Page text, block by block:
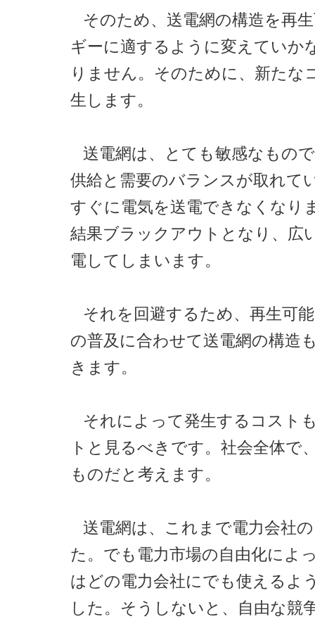
そのため、送電網の構造を再
ギーに適するように変えていか
りません。そのために、新たな
生します。
送電網は、とても敏感なもの
供給と需要のバランスが取れて
すぐに電気を送電できなくなり
結果ブラックアウトとなり、広
電してしまいます。
それを回避するため、再生可
の普及に合わせて送電網の構造
きます。
それによって発生するコスト
トと見るべきです。社会全体で
ものだと考えます。
送電網は、これまで電力会社
た。でも電力市場の自由化によ
はどの電力会社にでも使えるよ
した。そうしないと、自由な競